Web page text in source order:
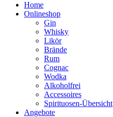
Home
Onlineshop
Gin
Whisky
Likör
Brände
Rum
Cognac
Wodka
Alkoholfrei
Accessoires
Spirituosen-Übersicht
Angebote